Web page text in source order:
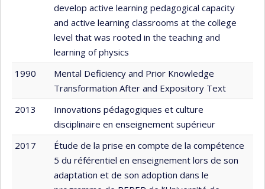
develop active learning pedagogical capacity
and active learning classrooms at the college
level that was rooted in the teaching and
learning of physics
1990
Mental Deficiency and Prior Knowledge
Transformation After and Expository Text
2013
Innovations pédagogiques et culture
disciplinaire en enseignement supérieur
2017
Étude de la prise en compte de la compétence
5 du référentiel en enseignement lors de son
adaptation et de son adoption dans le